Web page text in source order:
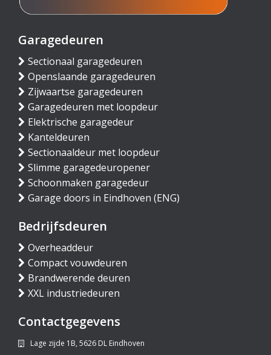
Garagedeuren
Sectionaal garagedeuren
Openslaande garagedeuren
Zijwaartse garagedeuren
Garagedeuren met loopdeur
Elektrische garagedeur
Kanteldeuren
Sectionaaldeur met loopdeur
Slimme garagedeuropener
Schoonmaken garagedeur
Garage doors in Eindhoven (ENG)
Bedrijfsdeuren
Overheaddeur
Compact vouwdeuren
Brandwerende deuren
XXL industriedeuren
Contactgegevens
Lage zijde 1B, 5626 DL Eindhoven